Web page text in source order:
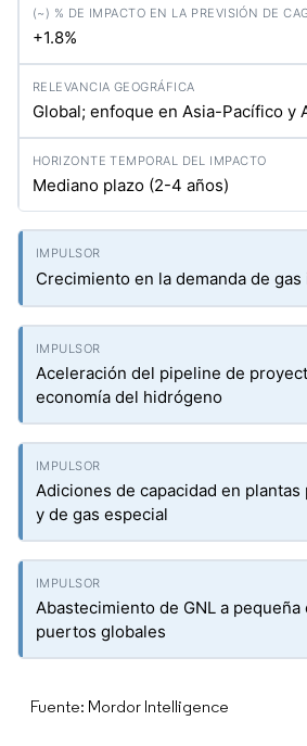
+1.8%
Global; enfoque en Asia-Pacífico y
Mediano plazo (2-4 años)
Crecimiento en la demanda de
Aceleración del pipeline de
economía del hidrógeno
Adiciones de capacidad en
y de gas especial
Abastecimiento de GNL a pequeña
puertos globales
Fuente: Mordor Intelligence